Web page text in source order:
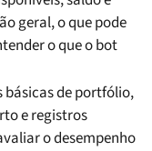
geral, o que pode
o que o bot
básicas de portfólio,
e registros
o desempenho